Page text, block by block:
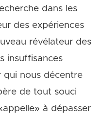
dans les
des expériences
révélateur des
insuffisances
qui nous décentre
de tout souci
à dépasser